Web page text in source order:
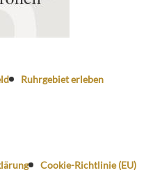
Ruhrgebiet erleben
Cookie-Richtlinie (EU)